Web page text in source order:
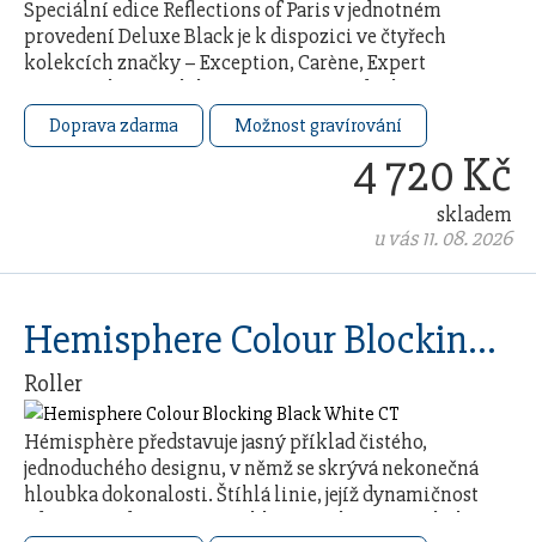
Speciální edice Reflections of Paris v jednotném
provedení Deluxe Black je k dispozici ve čtyřech
kolekcích značky – Exception, Carène, Expert
a Hémisphère. Kolekce je inspirována duchem a …
Doprava zdarma Možnost gravírování
4 720 Kč
skladem
u vás 11. 08. 2026
Hemisphere Colour Blocking Black White CT
Roller
Hémisphère představuje jasný příklad čistého,
jednoduchého designu, v němž se skrývá nekonečná
hloubka dokonalosti. Štíhlá linie, jejíž dynamičnost
zdůrazňuje dvouramenný klip a sešikmený vrchol …